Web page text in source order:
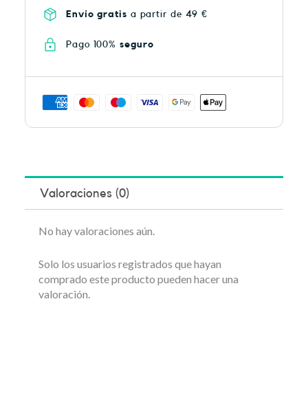
Envío gratis a partir de 49 €
Pago 100% seguro
Valoraciones (0)
No hay valoraciones aún.
Solo los usuarios registrados que hayan
comprado este producto pueden hacer una
valoración.